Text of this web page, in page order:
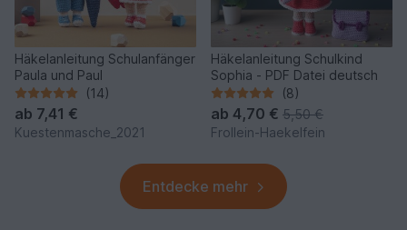
Häkelanleitung Schulanfänger
Paula und Paul
(14)
ab 7,41 €
Kuestenmasche_2021
Häkelanleitung Schulkind
Sophia - PDF Datei deutsch
(8)
ab 4,70 € 5,50 €
Frollein-Haekelfein
Entdecke mehr